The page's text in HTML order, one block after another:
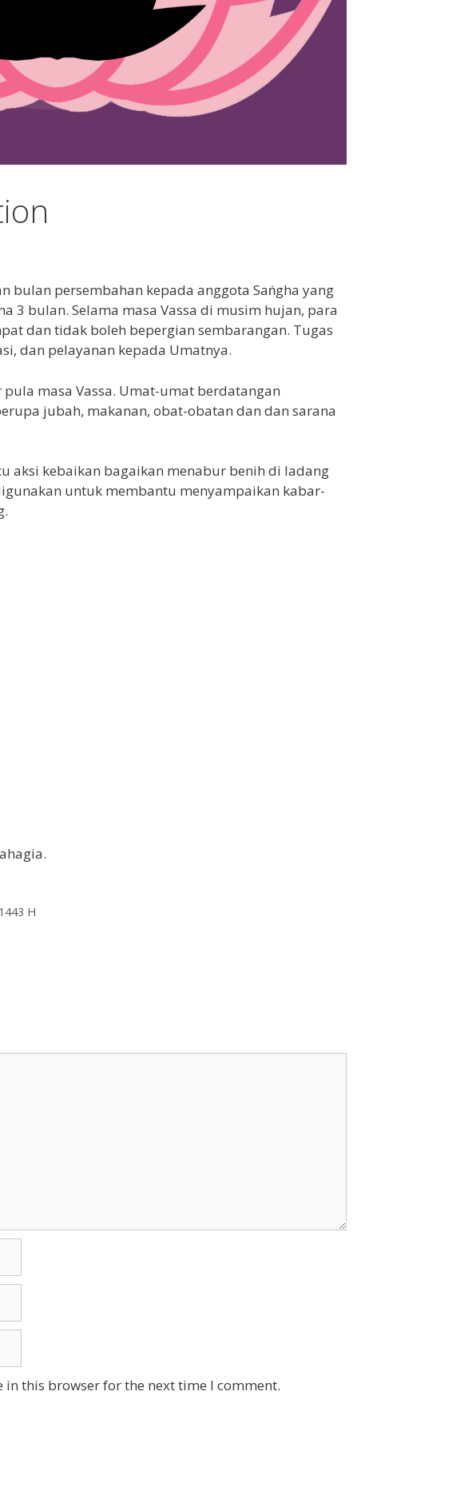
bulan persembahan kepada anggota Saṅgha yang
3 bulan. Selama masa Vassa di musim hujan, para
dan tidak boleh bepergian sembarangan. Tugas
dan pelayanan kepada Umatnya.
masa Vassa. Umat-umat berdatangan
jubah, makanan, obat-obatan dan dan sarana
aksi kebaikan bagaikan menabur benih di ladang
untuk membantu menyampaikan kabar-
H
in this browser for the next time I comment.